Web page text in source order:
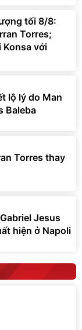
tối 8/8:
Torres;
Konsa với
lộ lý do Man
Baleba
Torres thay
Jesus
hiện ở Napoli